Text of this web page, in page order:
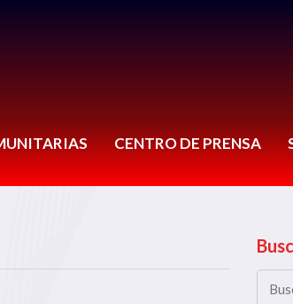
CENTRO DE PRENSA